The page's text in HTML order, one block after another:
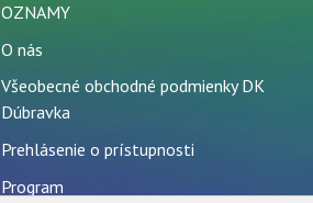
OZNAMY
O nás
Všeobecné obchodné podmienky DK
Dúbravka
Prehlásenie o prístupnosti
Program